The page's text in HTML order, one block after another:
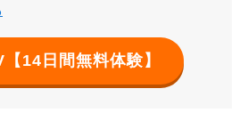
14日間無料体験】